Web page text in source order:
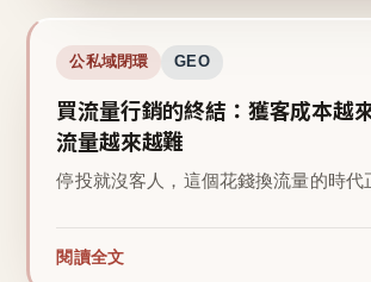
公私域閉環 GEO
買流量行銷的終結：獲客成本越
流量越來越難
停投就沒客人，這個花錢換流量的時代
閱讀全文